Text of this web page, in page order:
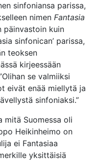
sinfoniansa parissa,
nimen Fantasia
päinvastoin kuin
sinfonican’ parissa,
teoksen
kirjeessään
se valmiiksi
eivät enää miellytä ja
sinfoniaksi.”
mitä Suomessa oli
Heikinheimo on
ei Fantasiaa
yksittäisiä